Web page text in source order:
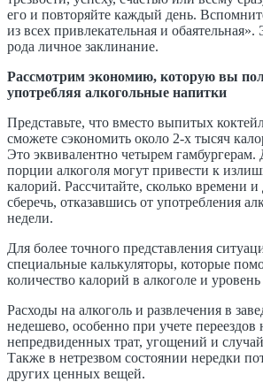
его и повторяйте каждый день.
из всех привлекательная и обаятельная».
рода личное заклинание.
Рассмотрим экономию, которую вы
употребляя алкогольные напитки
Представьте, что вместо выпитых
сможете сэкономить около 2-х тысяч
Это эквивалентно четырем
порции алкоголя могут привести к
калорий. Рассчитайте, сколько времени
сберечь, отказавшись от употребления
недели.
Для более точного представления
специальные калькуляторы, которые
количество калорий в алкоголе и
Расходы на алкоголь и развлечения в
недешево, особенно при учете переездов
непредвиденных трат, угощений и
Также в нетрезвом состоянии нередки
других ценных вещей.